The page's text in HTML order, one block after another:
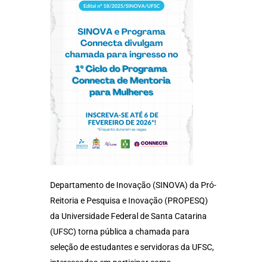
Departamento de Inovação (SINOVA) da Pró-
Reitoria e Pesquisa e Inovação (PROPESQ)
da Universidade Federal de Santa Catarina
(UFSC) torna pública a chamada para
seleção de estudantes e servidoras da UFSC,